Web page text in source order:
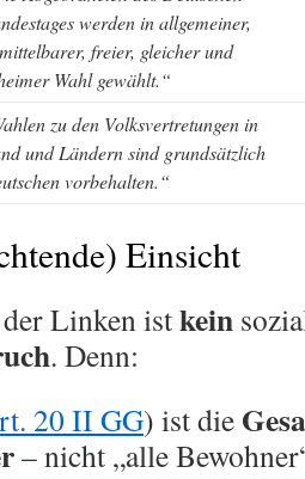
werden in allgemeiner,
freier, gleicher und
Wahl gewählt.“
zu den Volksvertretungen in
und Ländern sind grundsätzlich
vorbehalten.“
Einsicht
Linken istkein
. Denn:
20 II GG) ist die
– nicht „alle